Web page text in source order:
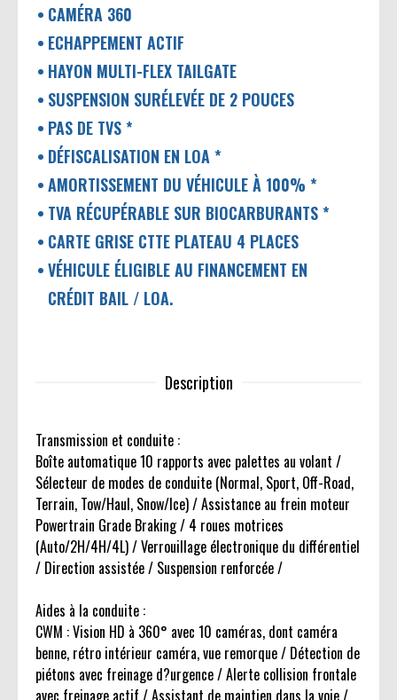
CAMÉRA 360
ECHAPPEMENT ACTIF
HAYON MULTI-FLEX TAILGATE
SUSPENSION SURÉLEVÉE DE 2 POUCES
PAS DE TVS *
DÉFISCALISATION EN LOA *
AMORTISSEMENT DU VÉHICULE À 100% *
TVA RÉCUPÉRABLE SUR BIOCARBURANTS *
CARTE GRISE CTTE PLATEAU 4 PLACES
VÉHICULE ÉLIGIBLE AU FINANCEMENT EN
CRÉDIT BAIL / LOA.
Description
Transmission et conduite :
Boîte automatique 10 rapports avec palettes au volant /
Sélecteur de modes de conduite (Normal, Sport, Off-Road,
Terrain, Tow/Haul, Snow/Ice) / Assistance au frein moteur
Powertrain Grade Braking / 4 roues motrices
(Auto/2H/4H/4L) / Verrouillage électronique du différentiel
/ Direction assistée / Suspension renforcée /
Aides à la conduite :
CWM : Vision HD à 360° avec 10 caméras, dont caméra
benne, rétro intérieur caméra, vue remorque / Détection de
piétons avec freinage d?urgence / Alerte collision frontale